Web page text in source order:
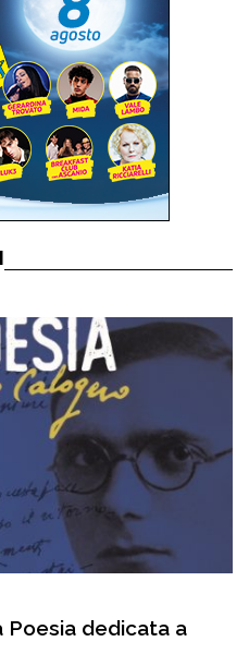
Poesia dedicata a